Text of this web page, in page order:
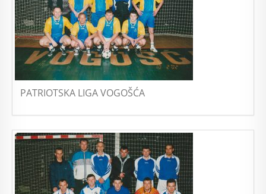
PATRIOTSKA LIGA VOGOŠĆA